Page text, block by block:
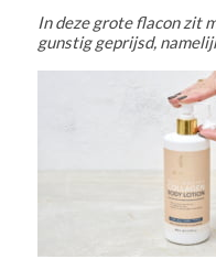
In deze grote flacon zit
gunstig geprijsd,